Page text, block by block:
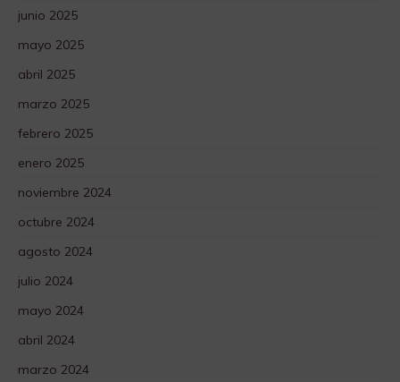
junio 2025
mayo 2025
abril 2025
marzo 2025
febrero 2025
enero 2025
noviembre 2024
octubre 2024
agosto 2024
julio 2024
mayo 2024
abril 2024
marzo 2024